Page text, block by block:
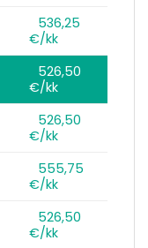
536,25
€/kk
526,50
€/kk
526,50
€/kk
555,75
€/kk
526,50
€/kk